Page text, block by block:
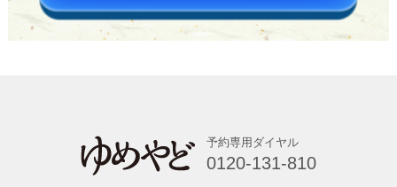
予約専用ダイヤル
0120-131-810